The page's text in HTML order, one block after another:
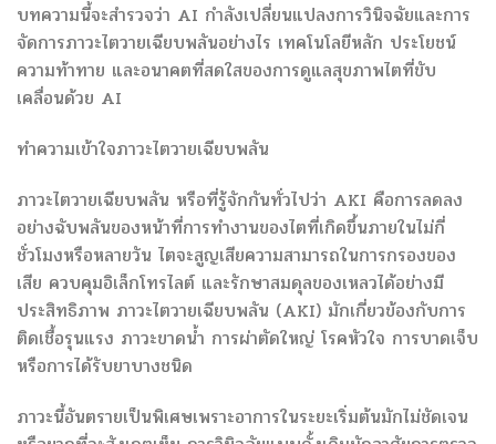
บทความนี้จะสำรวจว่า AI กำลังเปลี่ยนแปลงการวินิจฉัยและการ
จัดการภาวะไตวายเฉียบพลันอย่างไร เทคโนโลยีหลัก ประโยชน์
ความท้าทาย และอนาคตที่สดใสของการดูแลสุขภาพไตที่ขับ
เคลื่อนด้วย AI
ทำความเข้าใจภาวะไตวายเฉียบพลัน
ภาวะไตวายเฉียบพลัน หรือที่รู้จักกันทั่วไปว่า AKI คือการลดลง
อย่างฉับพลันของหน้าที่การทำงานของไตที่เกิดขึ้นภายในไม่กี่
ชั่วโมงหรือหลายวัน ไตจะสูญเสียความสามารถในการกรองของ
เสีย ควบคุมอิเล็กโทรไลต์ และรักษาสมดุลของเหลวได้อย่างมี
ประสิทธิภาพ ภาวะไตวายเฉียบพลัน (AKI) มักเกี่ยวข้องกับการ
ติดเชื้อรุนแรง ภาวะขาดน้ำ การผ่าตัดใหญ่ โรคหัวใจ การบาดเจ็บ
หรือการได้รับยาบางชนิด
ภาวะนี้อันตรายเป็นพิเศษเพราะอาการในระยะเริ่มต้นมักไม่ชัดเจน